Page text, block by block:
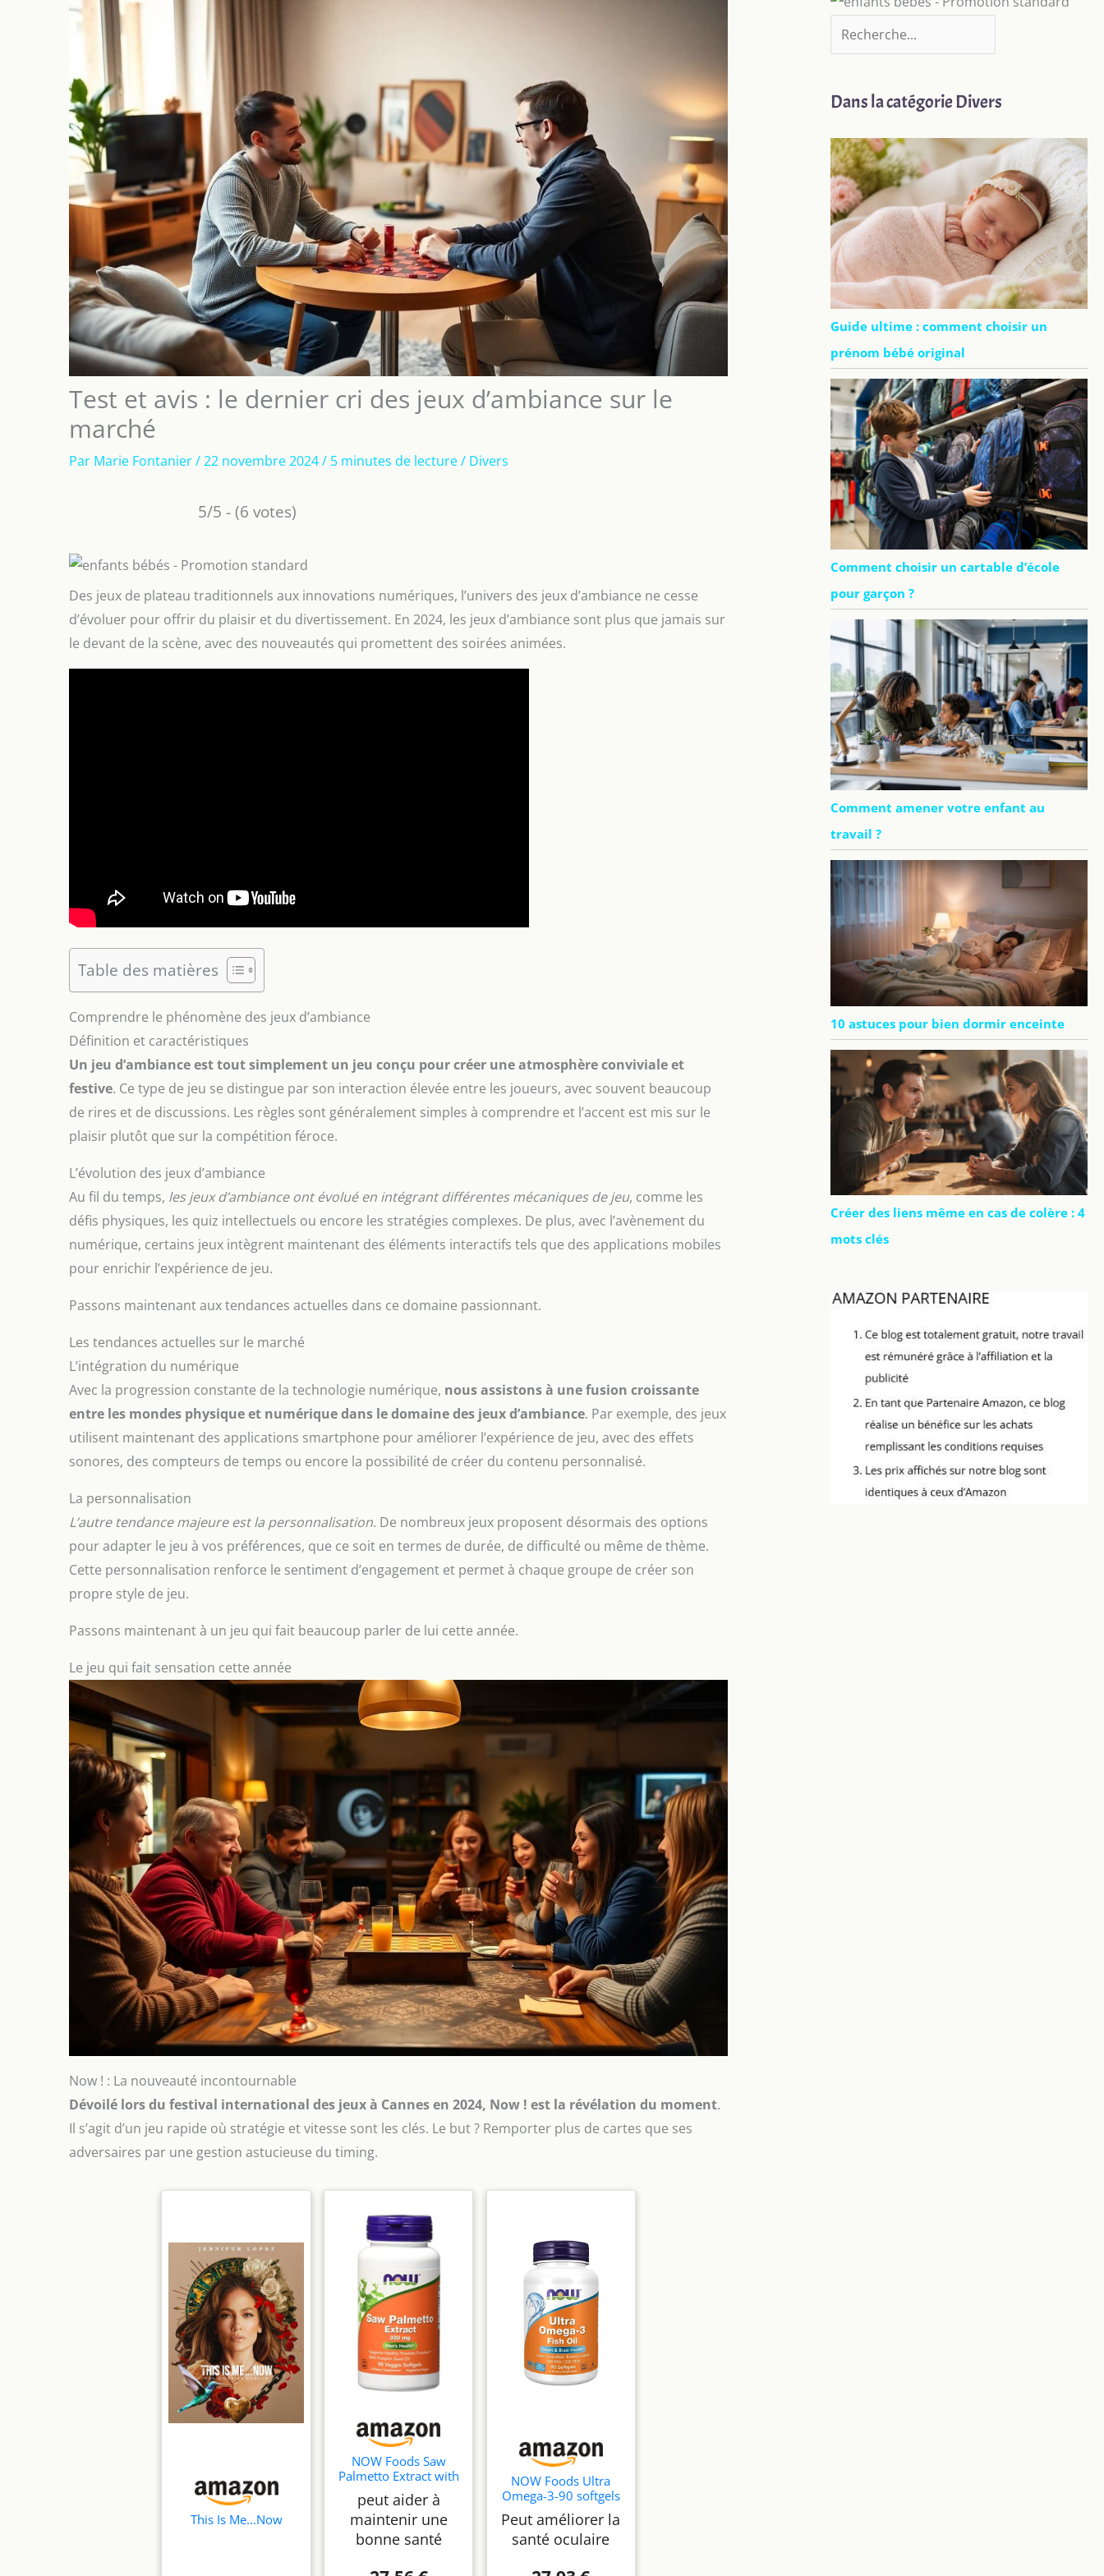
Test et avis : le dernier cri des jeux d’ambiance sur le
marché
Par Marie Fontanier/22 novembre 2024/ 5 minutes de lecture/ Divers
5/5 - (6 votes)
Des jeux de plateau traditionnels aux innovations numériques, l’univers des jeux d’ambiance ne cesse
d’évoluer pour offrir du plaisir et du divertissement. En 2024, les jeux d’ambiance sont plus que jamais sur
le devant de la scène, avec des nouveautés qui promettent des soirées animées.
Table des matières
Comprendre le phénomène des jeux d’ambiance
Définition et caractéristiques
Un jeu d’ambiance est tout simplement un jeu conçu pour créer une atmosphère conviviale et
festive. Ce type de jeu se distingue par son interaction élevée entre les joueurs, avec souvent beaucoup
de rires et de discussions. Les règles sont généralement simples à comprendre et l’accent est mis sur le
plaisir plutôt que sur la compétition féroce.
L’évolution des jeux d’ambiance
Au fil du temps, les jeux d’ambiance ont évolué en intégrant différentes mécaniques de jeu, comme les
défis physiques, les quiz intellectuels ou encore les stratégies complexes. De plus, avec l’avènement du
numérique, certains jeux intègrent maintenant des éléments interactifs tels que des applications mobiles
pour enrichir l’expérience de jeu.
Passons maintenant aux tendances actuelles dans ce domaine passionnant.
Les tendances actuelles sur le marché
L’intégration du numérique
Avec la progression constante de la technologie numérique, nous assistons à une fusion croissante
entre les mondes physique et numérique dans le domaine des jeux d’ambiance. Par exemple, des jeux
utilisent maintenant des applications smartphone pour améliorer l’expérience de jeu, avec des effets
sonores, des compteurs de temps ou encore la possibilité de créer du contenu personnalisé.
La personnalisation
L’autre tendance majeure est la personnalisation. De nombreux jeux proposent désormais des options
pour adapter le jeu à vos préférences, que ce soit en termes de durée, de difficulté ou même de thème.
Cette personnalisation renforce le sentiment d’engagement et permet à chaque groupe de créer son
propre style de jeu.
Passons maintenant à un jeu qui fait beaucoup parler de lui cette année.
Le jeu qui fait sensation cette année
Now ! : La nouveauté incontournable
Dévoilé lors du festival international des jeux à Cannes en 2024, Now ! est la révélation du moment.
Il s’agit d’un jeu rapide où stratégie et vitesse sont les clés. Le but ? Remporter plus de cartes que ses
adversaires par une gestion astucieuse du timing.
This Is Me...Now
NOW Foods Saw
Palmetto Extract with
Pumpkin Seed Oil,
320mg - 90 veggie
softgels
peut aider à
maintenir une
bonne santé
NOW Foods Ultra
Omega-3-90 softgels
Peut améliorer la
santé oculaire
Dans la catégorie Divers
Guide ultime : comment choisir un
prénom bébé original
Comment choisir un cartable d’école
pour garçon ?
Comment amener votre enfant au
travail ?
10 astuces pour bien dormir enceinte
Créer des liens même en cas de colère : 4
mots clés